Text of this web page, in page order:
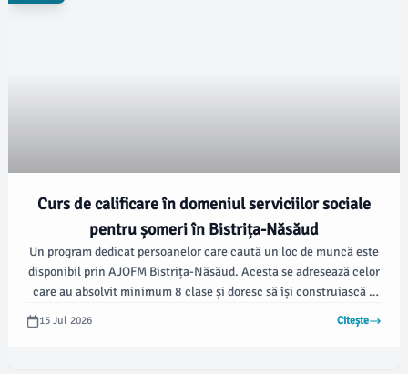
Curs de calificare în domeniul serviciilor sociale
pentru șomeri în Bistrița-Năsăud
Un program dedicat persoanelor care caută un loc de muncă este
disponibil prin AJOFM Bistrița-Năsăud. Acesta se adresează celor
care au absolvit minimum 8 clase și doresc să își construiască o
15 Jul 2026 Citește